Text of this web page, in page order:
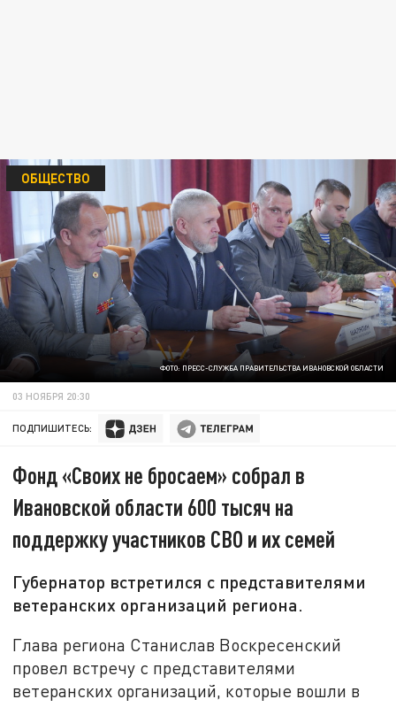
ФОТО: ПРЕСС-СЛУЖБА ПРАВИТЕЛЬСТВА ИВАНОВСКОЙ ОБЛАСТИ
ОБЩЕСТВО
03 НОЯБРЯ 20:30
ПОДПИШИТЕСЬ:
Фонд «Своих не бросаем» собрал в
Ивановской области 600 тысяч на
поддержку участников СВО и их семей
Губернатор встретился с представителями
ветеранских организаций региона.
Глава региона Станислав Воскресенский
провел встречу с представителями
ветеранских организаций, которые вошли в